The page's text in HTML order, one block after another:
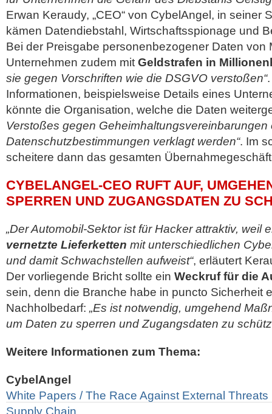
Erwan Keraudy, „CEO“ von CybelAngel, in seiner
kämen Datendiebstahl, Wirtschaftsspionage und
Bei der Preisgabe personenbezogener Daten von
Unternehmen zudem mit Geldstrafen in
sie gegen Vorschriften wie die DSGVO verstoßen“
Informationen, beispielsweise Details eines
könnte die Organisation, welche die Daten
Verstoßes gegen Geheimhaltungsvereinbarungen
Datenschutzbestimmungen verklagt werden“. Im
scheitere dann das gesamten
CYBELANGEL-CEO RUFT AUF,
SPERREN UND ZUGANGSDATEN ZU
„Der Automobil-Sektor ist für Hacker attraktiv, weil
vernetzte Lieferketten mit unterschiedlichen
und damit Schwachstellen aufweist“, erläutert
Der vorliegende Bricht sollte ein Weckruf für die
sein, denn die Branche habe in puncto Sicherheit
Nachholbedarf: „Es ist notwendig, umgehend
um Daten zu sperren und Zugangsdaten zu
Weitere Informationen zum Thema:
CybelAngel
White Papers / The Race Against External
Supply Chain